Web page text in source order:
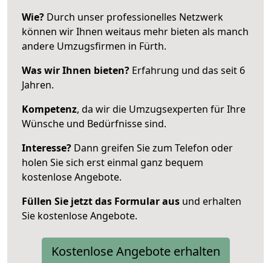
Wie? Durch unser professionelles Netzwerk
können wir Ihnen weitaus mehr bieten als manch
andere Umzugsfirmen in Fürth.
Was wir Ihnen bieten? Erfahrung und das seit 6
Jahren.
Kompetenz, da wir die Umzugsexperten für Ihre
Wünsche und Bedürfnisse sind.
Interesse? Dann greifen Sie zum Telefon oder
holen Sie sich erst einmal ganz bequem
kostenlose Angebote.
Füllen Sie jetzt das Formular aus und erhalten
Sie kostenlose Angebote.
Kostenlose Angebote erhalten